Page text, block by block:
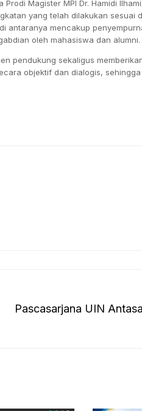
Magister MPI Dr. Hamidi
yang telah dilakukan sesuai
antaranya mencakup
oleh mahasiswa dan alumni.
pendukung sekaligus
objektif dan dialogis,
Pascasarjana UIN